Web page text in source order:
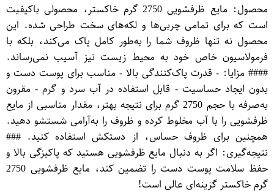
محصول: مایع ظرفشویی 2750 گرم خاکستر، محصولی باکیفیت
است که برای تمامی چربی‌ها و لکه‌های سخت طراحی شده. این
محصول نه تنها ظروف شما را به‌طور کامل پاک می‌کند، بلکه با
فرمولاسیون خاص خود به محیط زیست نیز آسیب نمی‌رساند.
#### مزایا: - قدرت پاک‌کنندگی بالا - مناسب برای پوست دست و
بدون ایجاد حساسیت - قابل استفاده در آب سرد و گرم - مقرون
به‌صرفه با حجم 2750 گرم برای نتیجه بهتر، مقدار مناسبی از مایع
ظرفشویی را با آب مخلوط کرده و ظروف را به‌آرامی شستشو دهید.
همچنین برای ظروف حساس، از دستکش استفاده کنید. ###
نتیجه‌گیری: اگر به دنبال مایع ظرفشویی هستید که پاکیزگی بالا و
حفظ سلامت پوست دست را تضمین کند، مایع ظرفشویی 2750
گرم خاکستر گزینه‌ای عالی است!